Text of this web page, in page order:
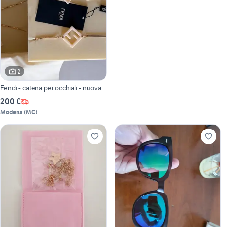
2
Fendi - catena per occhiali - nuova
200 €
Modena (MO)